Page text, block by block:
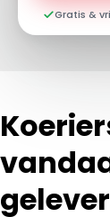
Gratis &